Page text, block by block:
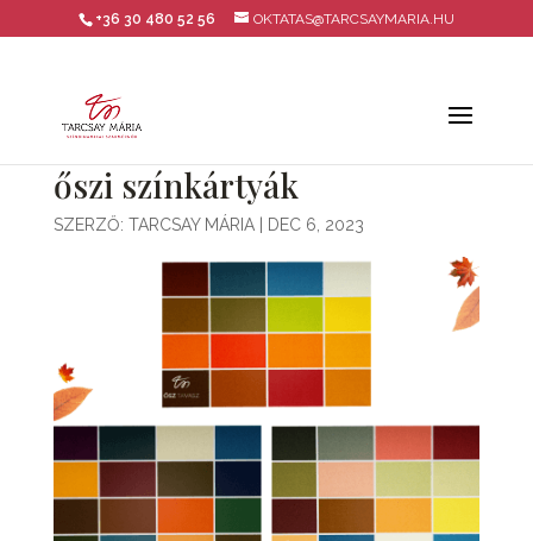
+36 30 480 52 56 OKTATAS@TARCSAYMARIA.HU
őszi színkártyák
SZERZŐ: TARCSAY MÁRIA| DEC 6, 2023